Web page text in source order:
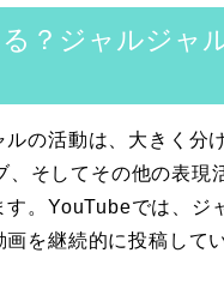
？ジャルジャ
の活動は、大きく分
、そしてその他の表現
す。YouTubeでは、ジ
を継続的に投稿して